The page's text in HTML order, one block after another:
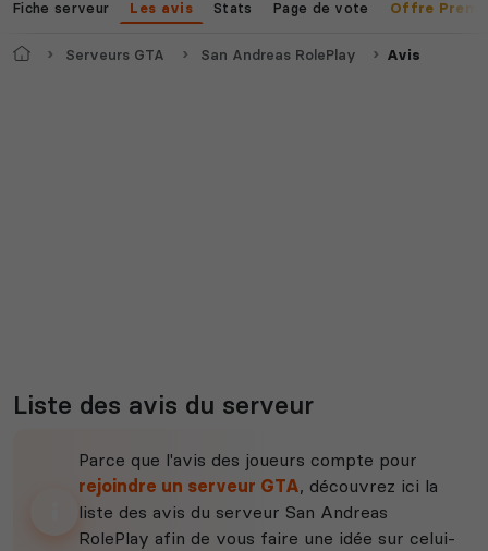
Fiche serveur Les avis Stats Page de vote Offre
AccueilServeurs GTA San Andreas RolePlay Avis
Liste des avis du serveur
Parce que l'avis des joueurs compte pour
rejoindre un serveur GTA, découvrez ici la
liste des avis du serveur San Andreas
RolePlay afin de vous faire une idée sur celui-